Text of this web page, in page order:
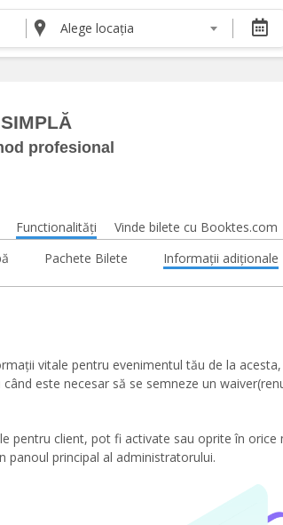
Alege locația
DESPRE NOI
profesional
Functionalități Vinde bilete cu Booktes.com
Pachete Bilete Informații adiționale
vitale pentru evenimentul tău de la
este necesar să se semneze un
pentru client, pot fi activate sau oprite în
panoul principal al administratorului.